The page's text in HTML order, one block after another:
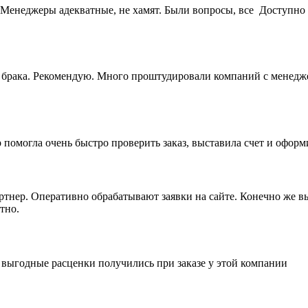
адекватные, не хамят. Были вопросы, все
брака. Рекомендую. Много проштудировали компаний с
очень быстро проверить заказ, выставила счет и
Оперативно обрабатывают заявки на сайте. Конечно
расценки получились при заказе у этой компании